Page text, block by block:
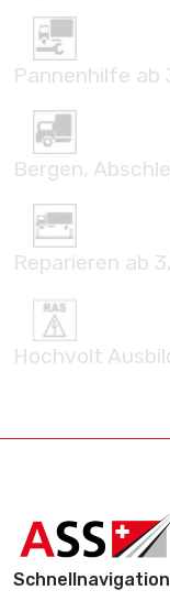
Pannenhilfe ab
Bergen,
Reparieren ab
Hochvolt
Schnellnavigation